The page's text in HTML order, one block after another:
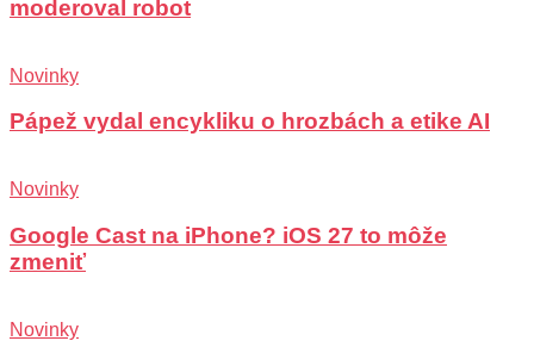
moderoval robot
Novinky
Pápež vydal encykliku o hrozbách a etike AI
Novinky
Google Cast na iPhone? iOS 27 to môže
zmeniť
Novinky